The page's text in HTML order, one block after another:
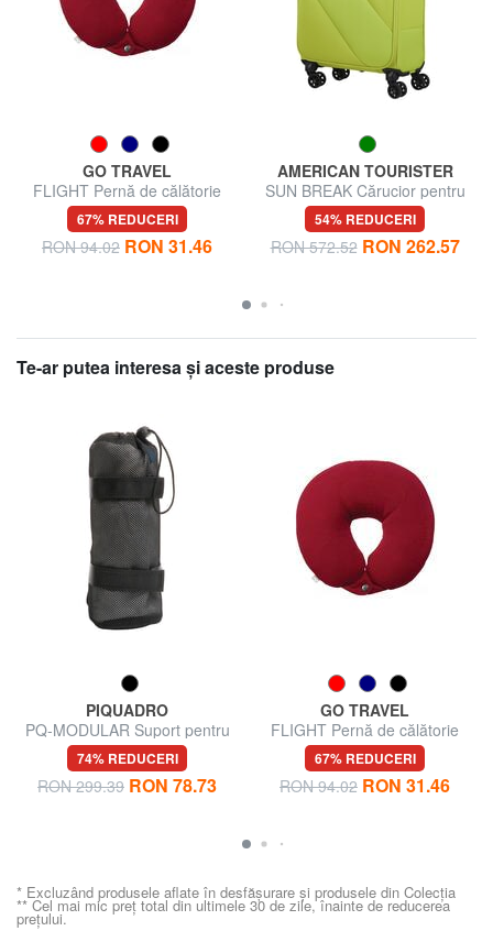
GO TRAVEL
FLIGHT Pernă de călătorie
67% REDUCERI
RON 94.02 RON 31.46
AMERICAN TOURISTER
SUN BREAK Cărucior pentru
bagaje de mână
54% REDUCERI
RON 572.52 RON 262.57
Te-ar putea interesa şi aceste produse
PIQUADRO
PQ-MODULAR Suport pentru
sticle de apă
74% REDUCERI
RON 299.39 RON 78.73
GO TRAVEL
FLIGHT Pernă de călătorie
67% REDUCERI
RON 94.02 RON 31.46
* Excluzând produsele aflate în desfășurare și produsele din Colecția
** Cel mai mic preț total din ultimele 30 de zile, înainte de reducerea
prețului.